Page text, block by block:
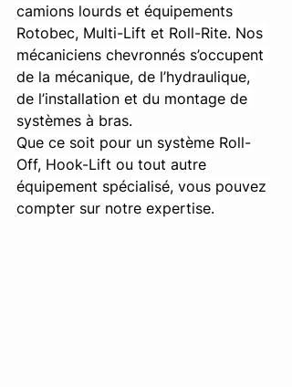
camions lourds et équipements
Rotobec, Multi-Lift et Roll-Rite. Nos
mécaniciens chevronnés s’occupent
de la mécanique, de l’hydraulique,
de l’installation et du montage de
systèmes à bras.
Que ce soit pour un système Roll-
Off, Hook-Lift ou tout autre
équipement spécialisé, vous pouvez
compter sur notre expertise.